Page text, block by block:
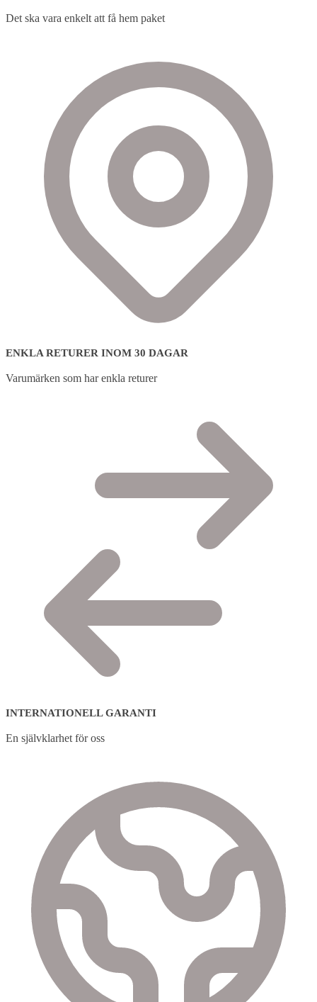
Det ska vara enkelt att få hem paket
ENKLA RETURER INOM 30 DAGAR
Varumärken som har enkla returer
INTERNATIONELL GARANTI
En självklarhet för oss